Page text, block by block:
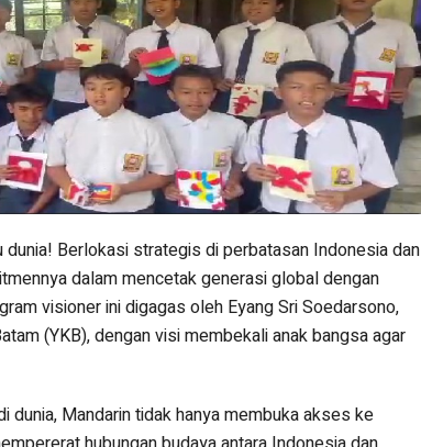
Berlokasi strategis di perbatasan Indonesia dan
dalam mencetak generasi global dengan
visioner ini digagas oleh Eyang Sri Soedarsono,
(YKB), dengan visi membekali anak bangsa agar
dunia, Mandarin tidak hanya membuka akses ke